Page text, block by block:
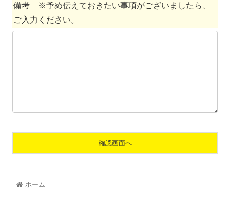
備考 ※予め伝えておきたい事項がございましたら、
ご入力ください。
ホーム